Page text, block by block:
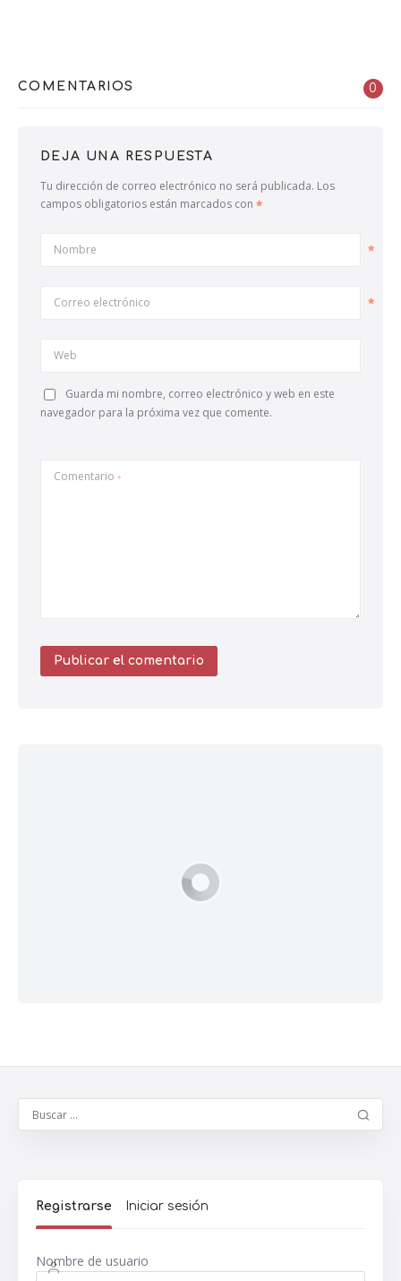
COMENTARIOS 0
DEJA UNA RESPUESTA
Tu dirección de correo electrónico no será publicada. Los
campos obligatorios están marcados con
Nombre
Correo electrónico
Web
Guarda mi nombre, correo electrónico y web en este
navegador para la próxima vez que comente.
Comentario *
Registrarse Iniciar sesión
Nombre de usuario